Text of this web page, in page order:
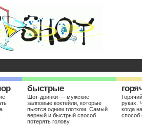
быстрые
Шот-дринки — мужские
залповые коктейли, которые
пьются одним глотком. Самый
верный и быстрый способ
потерять голову.
руках.
когда
способ